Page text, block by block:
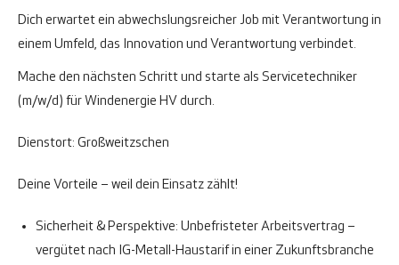
Dich erwartet ein abwechslungsreicher Job mit Verantwortung in
einem Umfeld, das Innovation und Verantwortung verbindet.
Mache den nächsten Schritt und starte als Servicetechniker
(m/w/d) für Windenergie HV durch.
Dienstort: Großweitzschen
Deine Vorteile – weil dein Einsatz zählt!
Sicherheit & Perspektive: Unbefristeter Arbeitsvertrag –
vergütet nach IG-Metall-Haustarif in einer Zukunftsbranche